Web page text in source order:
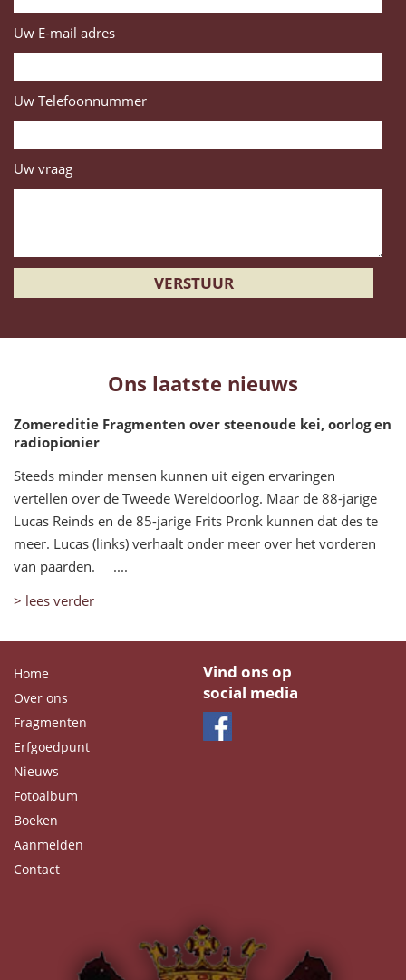
Uw E-mail adres
Uw Telefoonnummer
Uw vraag
Ons laatste nieuws
Zomereditie Fragmenten over steenoude kei, oorlog en
radiopionier
Steeds minder mensen kunnen uit eigen ervaringen
vertellen over de Tweede Wereldoorlog. Maar de 88-jarige
Lucas Reinds en de 85-jarige Frits Pronk kunnen dat des te
meer. Lucas (links) verhaalt onder meer over het vorderen
van paarden. ....
> lees verder
Home
Over ons
Fragmenten
Erfgoedpunt
Nieuws
Fotoalbum
Boeken
Aanmelden
Contact
Vind ons op
social media